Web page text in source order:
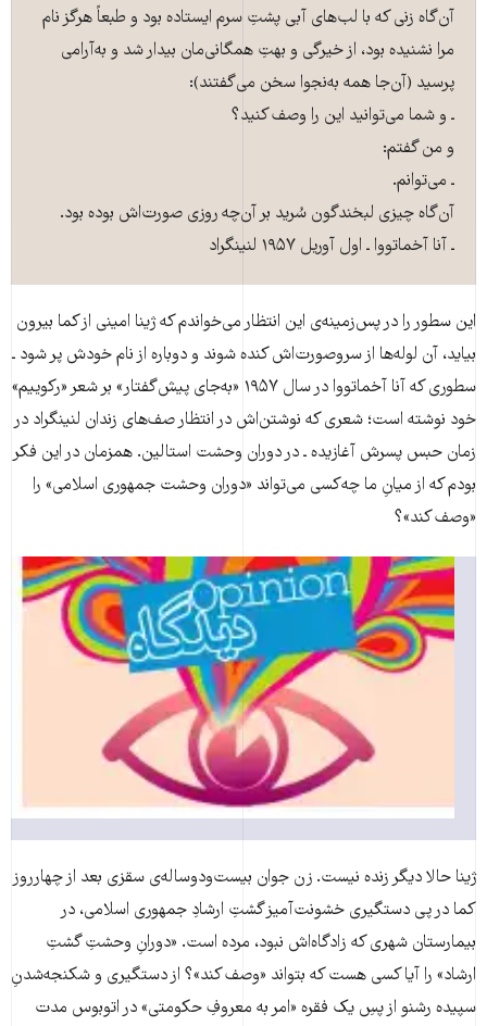
آن‌گاه زنی که با لب‌های آبی پشتِ سرم ایستاده بود و طبعاً هرگز نام
مرا نشنیده بود، از خیرگی و بهتِ همگانی‌مان بیدار شد و به‌آرامی
پرسید (آن‌جا همه به‌نجوا سخن می‌گفتند):
ـ و شما می‌توانید این‌ را وصف کنید؟
و من گفتم:
ـ می‌توانم.
آن‌گاه چیزی لبخندگون سُرید بر آن‌چه روزی صورت‌‌اش بوده بود.
ـ آنا آخماتووا ـ اول آوریل ۱۹۵۷ لنینگراد
این سطور را در پس‌زمینه‌ی این انتظار می‌خواندم که ژینا امینی از کما بیرون
بیاید، آن لوله‌ها از سروصورت‌اش کنده شوند و دوباره از نام خودش پر شود ـ
سطوری که آنا آخماتووا در سال ۱۹۵۷ «به‌جای پیش‌گفتار» بر شعر «رکوییم»
خود نوشته است؛ شعری که نوشتن‌اش در انتظار صف‌های زندان لنینگراد در
زمان حبس پسرش آغازیده ـ در دوران وحشت استالین. همزمان در این فکر
بودم که از میانِ ما چه‌کسی می‌تواند «دوران وحشت جمهوری اسلامی» را
«وصف کند»؟
ژینا حالا دیگر زنده نیست. زن جوان بیست‌ودوساله‌ی سقزی بعد از چهارروز
کما در پی دستگیری خشونت‌آمیز گشتِ ارشادِ جمهوری اسلامی، در
بیمارستان شهری که زادگاه‌اش نبود، مرده است. «دورانِ وحشتِ گشتِ
ارشاد» را آیا کسی هست که بتواند «وصف کند»؟ از دستگیری و شکنجه‌شدنِ
سپیده رشنو از پسِ یک فقره «امر به معروفِ حکومتی» در اتوبوس مدت